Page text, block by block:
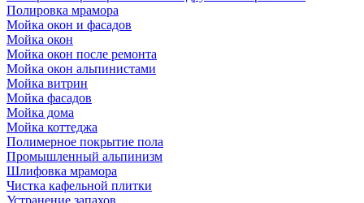
Полировка мрамора
Мойка окон и фасадов
Мойка окон
Мойка окон после ремонта
Мойка окон альпинистами
Мойка витрин
Мойка фасадов
Мойка дома
Мойка коттеджа
Полимерное покрытие пола
Промышленный альпинизм
Шлифовка мрамора
Чистка кафельной плитки
Устранение запахов